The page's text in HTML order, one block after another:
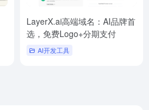
LayerX.ai高端域名：AI品牌首
选，免费Logo+分期支付
AI开发工具